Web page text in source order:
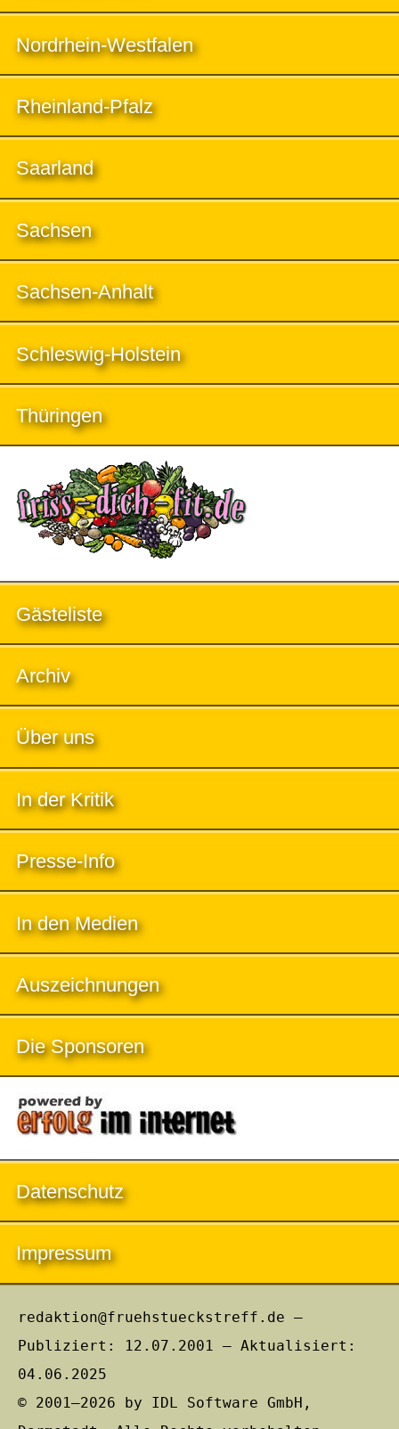
Nordrhein-Westfalen
Rheinland-Pfalz
Saarland
Sachsen
Sachsen-Anhalt
Schleswig-Holstein
Thüringen
Gästeliste
Archiv
Über uns
In der Kritik
Presse-Info
In den Medien
Auszeichnungen
Die Sponsoren
Datenschutz
Impressum
redaktion@fruehstueckstreff.de –
Publiziert: 12.07.2001 – Aktualisiert:
04.06.2025
© 2001–2026 by IDL Software GmbH,